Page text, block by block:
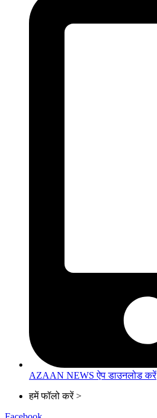
AZAAN NEWS ऐप डाउनलोड करें
हमें फॉलो करें >